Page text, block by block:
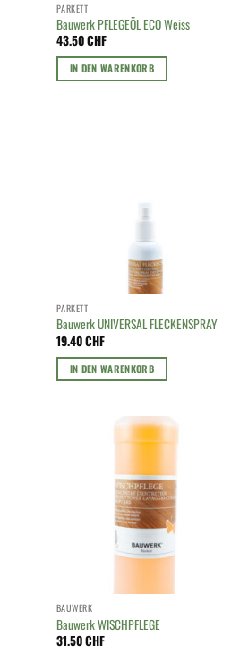
PARKETT
Bauwerk PFLEGEÖL ECO Weiss
43.50CHF
IN DEN WARENKORB
PARKETT
Bauwerk UNIVERSAL FLECKENSPRAY
19.40CHF
IN DEN WARENKORB
BAUWERK
Bauwerk WISCHPFLEGE
31.50CHF